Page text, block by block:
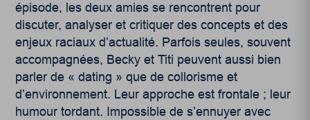
épisode, les deux amies se rencontrent pour
discuter, analyser et critiquer des concepts et des
enjeux raciaux d’actualité. Parfois seules, souvent
accompagnées, Becky et Titi peuvent aussi bien
parler de « dating » que de collorisme et
d’environnement. Leur approche est frontale ; leur
humour tordant. Impossible de s’ennuyer avec